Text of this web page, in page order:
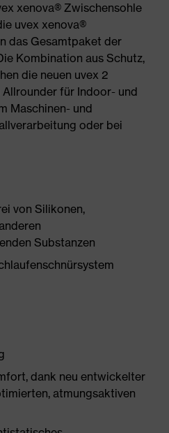
xenova® Zwischensohle
uvex xenova®
das Gesamtpaket der
Kombination aus Schutz,
die neuen uvex 2
für Indoor- und
Maschinen- und
oder bei
von Silikonen,
Substanzen
dank neu entwickelter
atmungsaktiven